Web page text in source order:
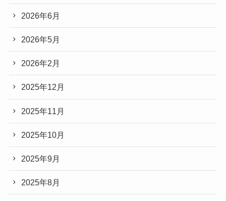
2026年6月
2026年5月
2026年2月
2025年12月
2025年11月
2025年10月
2025年9月
2025年8月